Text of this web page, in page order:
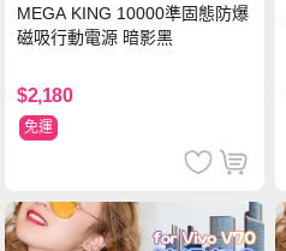
MEGA KING 10000準固態防爆
磁吸行動電源 暗影黑
$2,180
免運